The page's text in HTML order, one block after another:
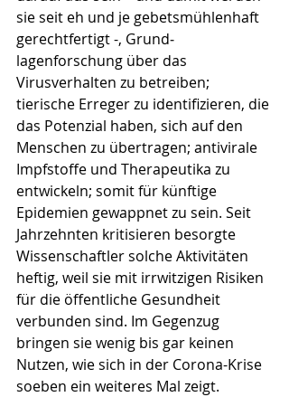
sie seit eh und je gebetsmühlenhaft
gerechtfertigt -, Grund­
lagenforschung über das
Virusverhalten zu be­trei­ben;
tierische Erreger zu identifizieren, die
das Potenzial haben, sich auf den
Menschen zu übertragen; antivirale
Impfstoffe und Therapeutika zu
entwickeln; somit für künftige
Epidemien gewappnet zu sein. Seit
Jahrzehnten kritisieren besorgte
Wissenschaftler solche Aktivitäten
heftig, weil sie mit irrwitzigen Risiken
für die öffentliche Gesundheit
verbunden sind. Im Gegenzug
bringen sie wenig bis gar keinen
Nutzen, wie sich in der Corona-Krise
soeben ein weiteres Mal zeigt.